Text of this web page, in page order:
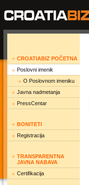
CROATIABIZ POČETNA
Poslovni imenik
O Poslovnom imeniku
Javna nadmetanja
PressCentar
BONITETI
Registracija
TRANSPARENTNA
JAVNA NABAVA
Certifikacija